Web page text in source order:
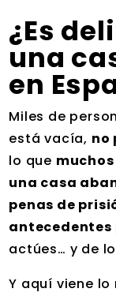
¿Es
una
en
Miles de
está vacía, no
lo que
una casa
penas de
antecedentes
actúes… y de
Y aquí viene